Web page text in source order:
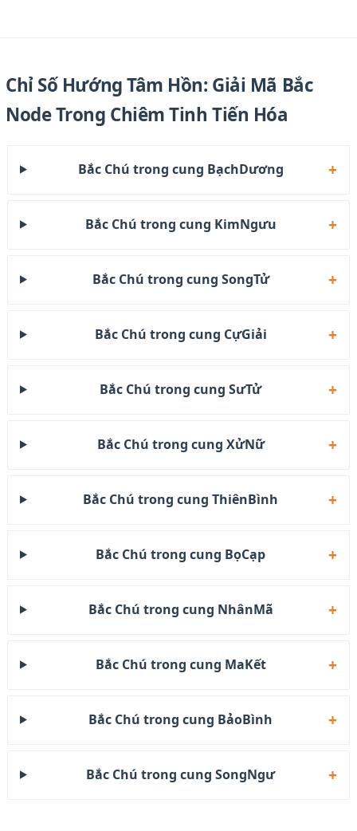
Chỉ Số Hướng Tâm Hồn: Giải Mã Bắc
Node Trong Chiêm Tinh Tiến Hóa
Bắc Chú trong cung BạchDương
Bắc Chú trong cung KimNgưu
Bắc Chú trong cung SongTử
Bắc Chú trong cung CựGiải
Bắc Chú trong cung SưTử
Bắc Chú trong cung XửNữ
Bắc Chú trong cung ThiênBình
Bắc Chú trong cung BọCạp
Bắc Chú trong cung NhânMã
Bắc Chú trong cung MaKết
Bắc Chú trong cung BảoBình
Bắc Chú trong cung SongNgư